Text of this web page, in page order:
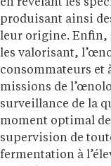
en révélant les
produisant ainsi
leur origine. Enfin,
les valorisant,
consommateurs et
missions de
surveillance de la
moment optimal
supervision de
fermentation à